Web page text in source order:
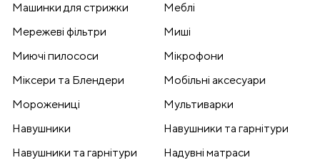
Машинки для стрижки
Меблі
Мережеві фільтри
Миші
Миючі пилососи
Мікрофони
Міксери та Блендери
Мобільні аксесуари
Морожениці
Мультиварки
Навушники
Навушники та гарнітури
Навушники та гарнітури
Надувні матраси